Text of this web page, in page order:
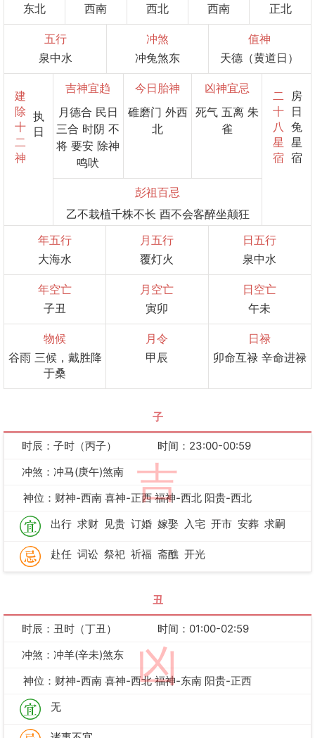
东北
西南
西北
西南
正北
五行
泉中水
冲煞
冲兔煞东
值神
天德（黄道日）
建
除
十
二
神
执
日
吉神宜趋
月德合 民日
三合 时阴 不
将 要安 除神
鸣吠
今日胎神
碓磨门 外西
北
凶神宜忌
死气 五离 朱
雀
彭祖百忌
乙不栽植千株不长 酉不会客醉坐颠狂
二
十
八
星
宿
房
日
兔
星
宿
年五行
大海水
月五行
覆灯火
日五行
泉中水
年空亡
子丑
月空亡
寅卯
日空亡
午未
物候
谷雨 三候，戴胜降
于桑
月令
甲辰
日禄
卯命互禄 辛命进禄
子
吉
时辰：子时（丙子）
时间：23:00-00:59
冲煞：冲马(庚午)煞南
神位：财神-西南 喜神-正西 福神-西北 阳贵-西北
出行 求财 见贵 订婚 嫁娶 入宅 开市 安葬 求嗣
赴任 词讼 祭祀 祈福 斋醮 开光
丑
凶
时辰：丑时（丁丑）
时间：01:00-02:59
冲煞：冲羊(辛未)煞东
神位：财神-西南 喜神-西北 福神-东南 阳贵-正西
无